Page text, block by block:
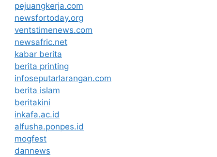
pejuangkerja.com
newsfortoday.org
ventstimenews.com
newsafric.net
kabar berita
berita printing
infoseputarlarangan.com
berita islam
beritakini
inkafa.ac.id
alfusha.ponpes.id
mogfest
dannews